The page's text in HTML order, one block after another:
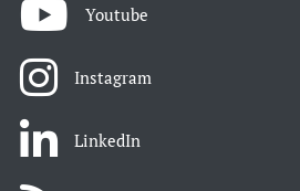
Youtube
Instagram
LinkedIn